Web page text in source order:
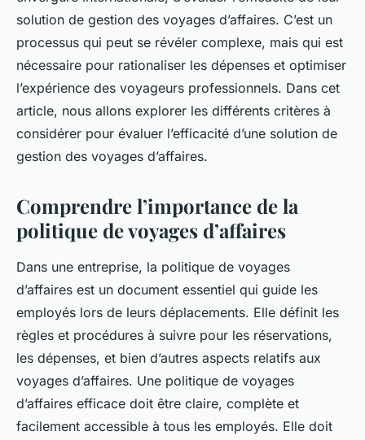
solution de gestion des voyages d’affaires. C’est un
processus qui peut se révéler complexe, mais qui est
nécessaire pour rationaliser les dépenses et optimiser
l’expérience des voyageurs professionnels. Dans cet
article, nous allons explorer les différents critères à
considérer pour évaluer l’efficacité d’une solution de
gestion des voyages d’affaires.
Comprendre l’importance de la
politique de voyages d’affaires
Dans une entreprise, la politique de voyages
d’affaires est un document essentiel qui guide les
employés lors de leurs déplacements. Elle définit les
règles et procédures à suivre pour les réservations,
les dépenses, et bien d’autres aspects relatifs aux
voyages d’affaires. Une politique de voyages
d’affaires efficace doit être claire, complète et
facilement accessible à tous les employés. Elle doit